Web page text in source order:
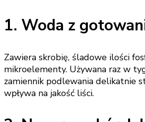
1. Woda z
Zawiera skrobię, śladowe ilości
mikroelementy. Używana raz w
zamiennik podlewania delikatnie
wpływa na jakość liści.